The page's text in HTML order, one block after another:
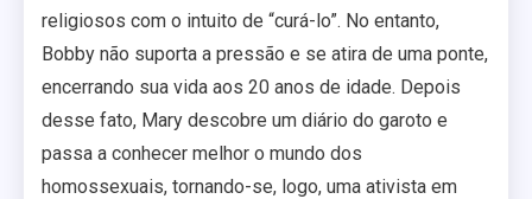
religiosos com o intuito de “curá-lo”. No entanto,
Bobby não suporta a pressão e se atira de uma ponte,
encerrando sua vida aos 20 anos de idade. Depois
desse fato, Mary descobre um diário do garoto e
passa a conhecer melhor o mundo dos
homossexuais, tornando-se, logo, uma ativista em